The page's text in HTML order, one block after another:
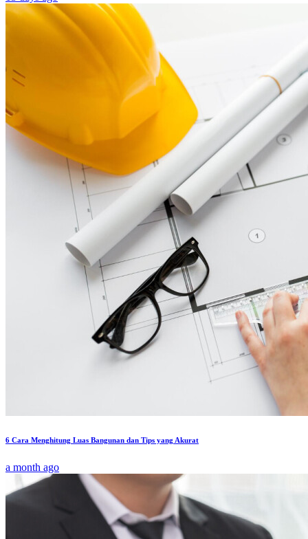
6 Cara Menghitung Luas Bangunan dan Tips yang Akurat
a month ago